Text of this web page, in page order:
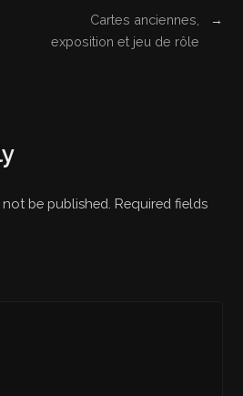
Cartes anciennes,
exposition et jeu de rôle
→
be published. Required fields